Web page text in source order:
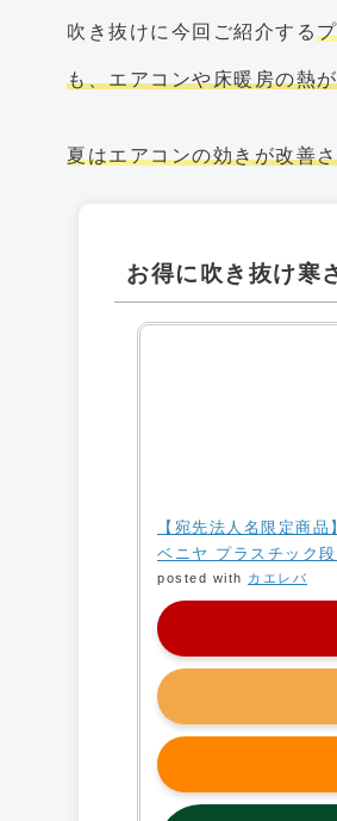
吹き抜けに今回ご紹介する
も、エアコンや床暖房の熱
夏はエアコンの効きが改善
お得に吹き抜け寒
【宛先法人名限定商
ベニヤ プラスチック
posted with カエレバ